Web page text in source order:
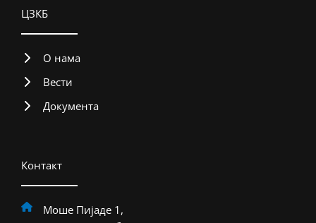
ЦЗКБ
О нама
Вести
Документа
Контакт
Моше Пијаде 1,